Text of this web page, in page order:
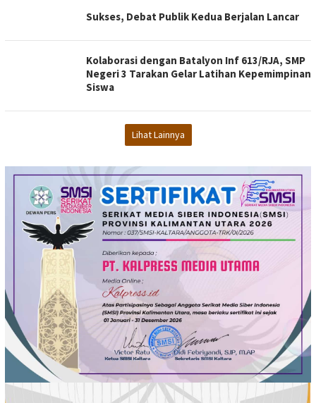
Sukses, Debat Publik Kedua Berjalan Lancar
Kolaborasi dengan Batalyon Inf 613/RJA, SMP
Negeri 3 Tarakan Gelar Latihan Kepemimpinan
Siswa
Lihat Lainnya